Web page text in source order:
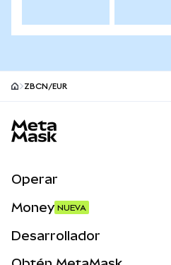
ZBCN/EUR
Operar
Money NUEVA
Desarrollador